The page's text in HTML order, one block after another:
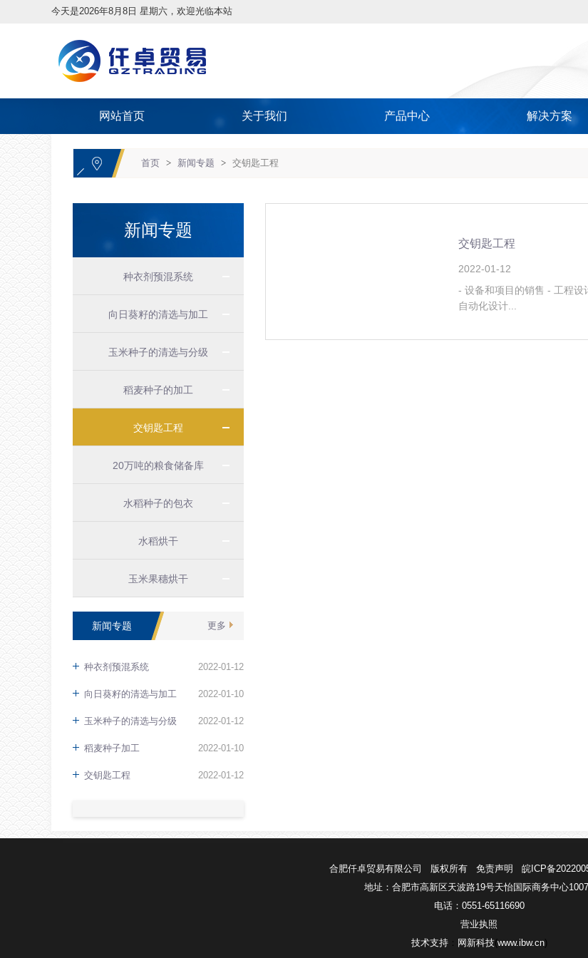
今天是2026年8月8日 星期六，欢迎光临本站
网站首页 关于我们 产品中心 解决方案
首页 > 新闻专题 > 交钥匙工程
新闻专题
种衣剂预混系统
向日葵籽的清选与加工
玉米种子的清选与分级
稻麦种子的加工
交钥匙工程
20万吨的粮食储备库
水稻种子的包衣
水稻烘干
玉米果穗烘干
更多
新闻专题
2022-01-12
种衣剂预混系统
2022-01-10
向日葵籽的清选与加工
2022-01-12
玉米种子的清选与分级
2022-01-10
稻麦种子加工
2022-01-12
交钥匙工程
交钥匙工程
2022-01-12
- 设备和项目的销售 - 工程
自动化设计...
合肥仟卓贸易有限公司 版权所有 免责声明
皖ICP备
地址：合肥市高新区天波路19号天怡国际商务中心1007
电话：0551-65116690
营业执照
技术支持： 网新科技(www.ibw.cn)